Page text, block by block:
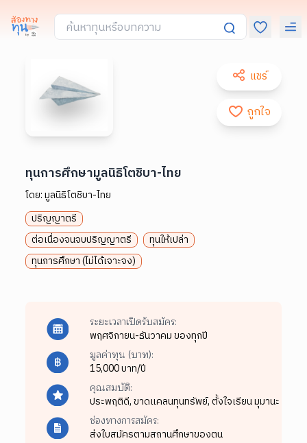
แชร์
ถูกใจ
ทุนการศึกษามูลนิธิโตชิบา-ไทย
โดย:มูลนิธิโตชิบา-ไทย
ปริญญาตรี
ต่อเนื่องจนจบปริญญาตรี
ทุนให้เปล่า
ทุนการศึกษา (ไม่ได้เจาะจง)
ระยะเวลาเปิดรับสมัคร:
พฤศจิกายน-ธันวาคม ของทุกปี
มูลค่าทุน (บาท):
15,000 บาท/ปี
คุณสมบัติ:
ประพฤติดี,ขาดแคลนทุนทรัพย์,ตั้งใจเรียน มุมานะ
ช่องทางการสมัคร:
ส่งใบสมัครตามสถานศึกษาของตน